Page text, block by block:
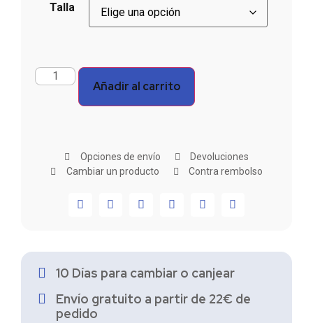
Talla
Añadir al carrito
Opciones de envío
Devoluciones
Cambiar un producto
Contra rembolso
10 Días para cambiar o canjear
Envío gratuito a partir de 22€ de
pedido